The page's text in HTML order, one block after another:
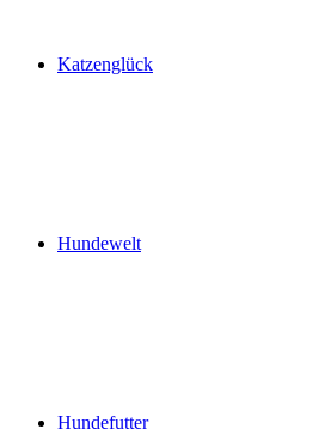
Katzenglück
Hundewelt
Hundefutter